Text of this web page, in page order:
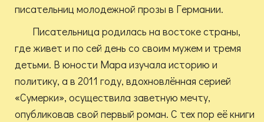
писательниц молодежной прозы в Германии.
Писательница родилась на востоке страны,
где живет и по сей день со своим мужем и тремя
детьми. В юности Мара изучала историю и
политику, а в 2011 году, вдохновлённая серией
«Сумерки», осуществила заветную мечту,
опубликовав свой первый роман. С тех пор её книги